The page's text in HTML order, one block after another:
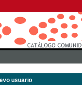
usuario